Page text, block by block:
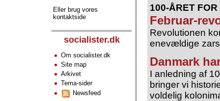
100-ÅRET
Februar-
Revolutionen
enevældige
Danmark
I anledning af
bringer vi
voldelig
Eller brug vores
kontaktside
socialister.dk
Om socialister.dk
Site map
Arkivet
Tema-sider
Newsfeed